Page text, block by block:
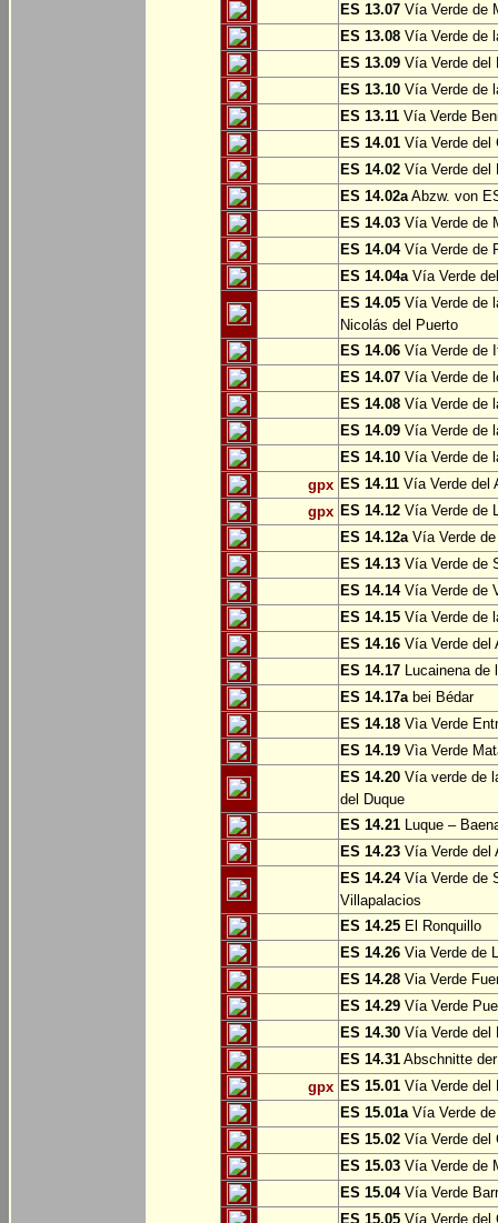
ES 13.07 Vía Verde de
ES 13.08 Vía Verde de
ES 13.09 Vía Verde del
ES 13.10 Vía Verde de
ES 13.11 Vía Verde
ES 14.01 Vía Verde del
ES 14.02 Vía Verde del
ES 14.02aAbzw. von
ES 14.03 Vía Verde de
ES 14.04Vía Verde de
ES 14.04aVía Verde
ES 14.05 Vía Verde de
Nicolás del Puerto
ES 14.06 Vía Verde de
ES 14.07 Vía Verde de
ES 14.08 Vía Verde de
ES 14.09 Vía Verde de
ES 14.10 Vía Verde de
gpx ES 14.11 Vía Verde del
gpx ES 14.12 Vía Verde de
ES 14.12aVía Verde de
ES 14.13 Vía Verde de
ES 14.14Vía Verde de
ES 14.15 Vía Verde de
ES 14.16 Vía Verde del
ES 14.17 Lucainena de
ES 14.17abei Bédar
ES 14.18 Vìa Verde
ES 14.19 Vìa Verde
ES 14.20 Vía verde de
del Duque
ES 14.21 Luque –
ES 14.23 Vía Verde del
ES 14.24Vía Verde de
Villapalacios
ES 14.25 El Ronquillo
ES 14.26 Via Verde de
ES 14.28 Via Verde
ES 14.29 Vía Verde
ES 14.30 Vía Verde del
ES 14.31 Abschnitte
gpx ES 15.01 Vía Verde del
ES 15.01aVía Verde de
ES 15.02 Vía Verde del
ES 15.03 Vía Verde de
ES 15.04Vía Verde
ES 15.05 Vía Verde del